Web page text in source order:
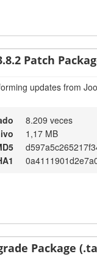
Patch
updates from
8.209 veces
1,17 MB
Package